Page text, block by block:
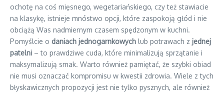
ochotę na coś mięsnego, wegetariańskiego, czy też stawiacie
na klasykę, istnieje mnóstwo opcji, które zaspokoją głód i nie
obciążą Was nadmiernym czasem spędzonym w kuchni.
Pomyślcie o daniach jednogarnkowych lub potrawach z jednej
patelni – to prawdziwe cuda, które minimalizują sprzątanie i
maksymalizują smak. Warto również pamiętać, że szybki obiad
nie musi oznaczać kompromisu w kwestii zdrowia. Wiele z tych
błyskawicznych propozycji jest nie tylko pysznych, ale również